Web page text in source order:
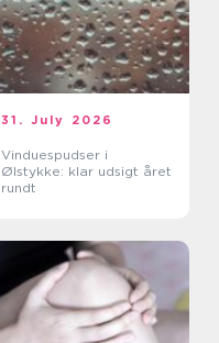
31. July 2026
Vinduespudser i
Ølstykke: klar udsigt året
rundt